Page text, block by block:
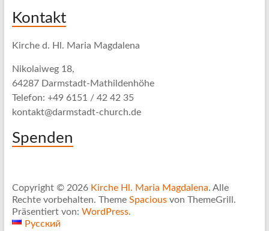
Kontakt
Kirche d. Hl. Maria Magdalena
Nikolaiweg 18,
64287 Darmstadt-Mathildenhöhe
Telefon: +49 6151 / 42 42 35
kontakt@darmstadt-church.de
Spenden
Copyright © 2026 Kirche Hl. Maria Magdalena. Alle
Rechte vorbehalten. Theme Spaciousvon ThemeGrill.
Präsentiert von: WordPress.
Русский